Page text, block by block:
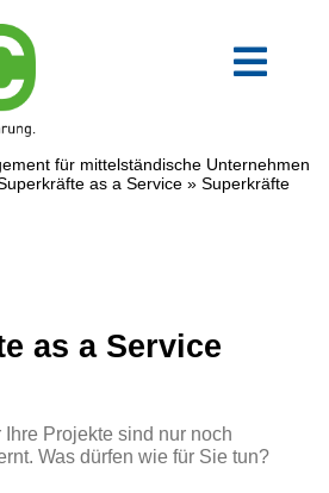
für mittelständische Unternehmen
as a Service » Superkräfte
as a Service
Ihre Projekte sind nur noch
Was dürfen wie für Sie tun?